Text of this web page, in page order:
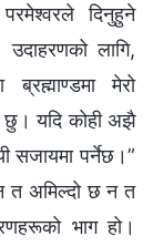
दिनुहुने
लागि,
मेरो
छु। यदि कोही अझै
सजायमा पर्नेछ।”
त अमिल्दो छ न त
भाग हो।